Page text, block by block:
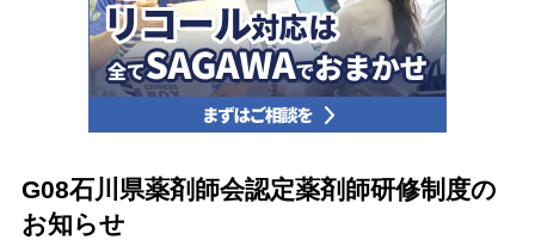
G08石川県薬剤師会認定薬剤師研修制度の
お知らせ